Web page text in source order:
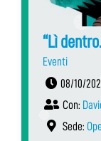
“Lì
Eventi
08/10/
Con:
Sede: